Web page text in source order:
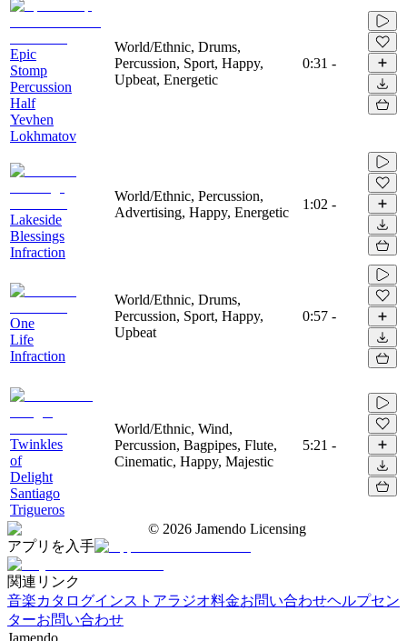
Epic
Stomp
Percussion
Half
Yevhen
Lokhmatov
World/Ethnic, Drums,
Percussion, Sport, Happy,
Upbeat, Energetic
0:31 -
Lakeside
Blessings
Infraction
World/Ethnic, Percussion,
Advertising, Happy, Energetic
1:02 -
One
Life
Infraction
World/Ethnic, Drums,
Percussion, Sport, Happy,
Upbeat
0:57 -
Twinkles
of
Delight
Santiago
Trigueros
World/Ethnic, Wind,
Percussion, Bagpipes, Flute,
Cinematic, Happy, Majestic
5:21 -
© 2026 Jamendo Licensing
アプリを入手
関連リンク
音楽カタログインストアラジオ料金お問い合わせヘルプセン
ターお問い合わせ
Jamendo